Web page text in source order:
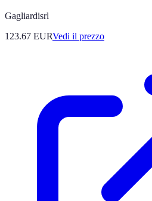
Gagliardisrl
123.67 EURVedi il prezzo